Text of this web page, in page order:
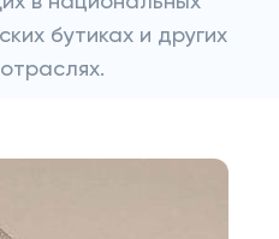
бутиках и других